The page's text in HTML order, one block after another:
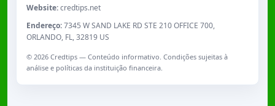
Website:credtips.net
Endereço:7345 W SAND LAKE RD STE 210 OFFICE 700,
ORLANDO, FL, 32819 US
© 2026 Credtips — Conteúdo informativo. Condições sujeitas à
análise e políticas da instituição financeira.